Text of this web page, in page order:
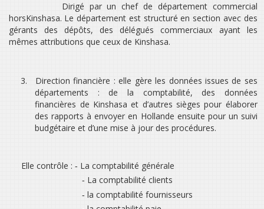
Dirigé par un chef de département commercial
horsKinshasa. Le département est structuré en section avec des
gérants des dépôts, des délégués commerciaux ayant les
mêmes attributions que ceux de Kinshasa.
3.
Direction financière : elle gère les données issues de ses
départements : de la comptabilité, des données
financières de Kinshasa et d’autres sièges pour élaborer
des rapports à envoyer en Hollande ensuite pour un suivi
budgétaire et d’une mise à jour des procédures.
Elle contrôle : ‐ La comptabilité générale
‐ La comptabilité clients
‐ la comptabilité fournisseurs